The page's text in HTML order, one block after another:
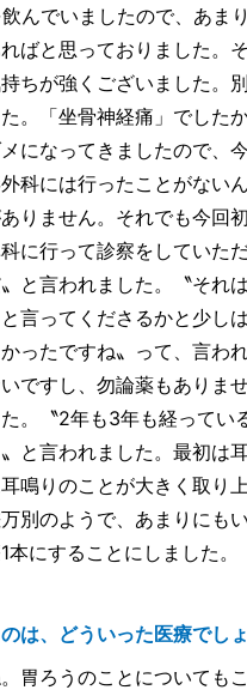
んでいましたので、あま
ばと思っておりました。
ちが強くございました。
。「坐骨神経痛」でした
になってきましたので、
科には行ったことがない
りません。それでも今回
に行って診察をしていた
と言われました。〝それ
言ってくださるかと少し
ったですね〟って、言われ
ですし、勿論薬もありま
。〝2年も3年も経ってい
と言われました。最初は
鳴りのことが大きく取り
別のようで、あまりにも
にすることにしました。
は、どういった医療でし
胃ろうのことについても